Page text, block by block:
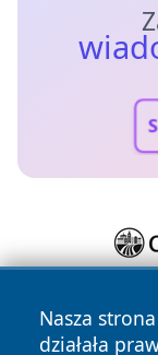
Nasza
działała